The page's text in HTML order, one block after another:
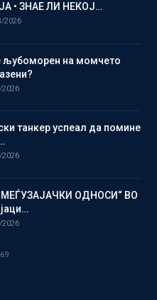
• ЗНАЕ ЛИ НЕКОЈ…
2026
на момчето
танкер успеал да помине
ОДНОСИ“ ВО